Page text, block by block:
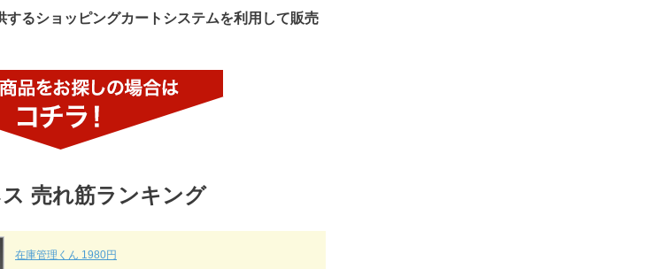
するショッピングカートシステムを利用して販売
売れ筋ランキング
在庫管理くん 1980円